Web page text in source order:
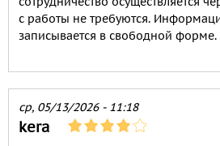
с работы не требуются.
записывается в свободной форме.
ср, 05/13/2026 - 11:18
kera